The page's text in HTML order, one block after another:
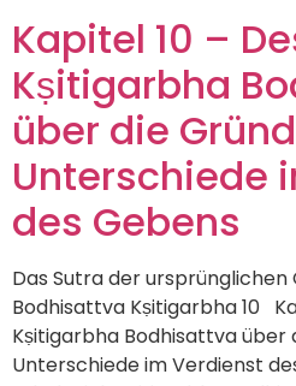
Kapitel 10 –
Kṣitigarbha
über die
Unterschiede
des Gebens
Das Sutra der ursprünglichen
Bodhisattva Kṣitigarbha 10
Kṣitigarbha Bodhisattva über
Unterschiede im Verdienst